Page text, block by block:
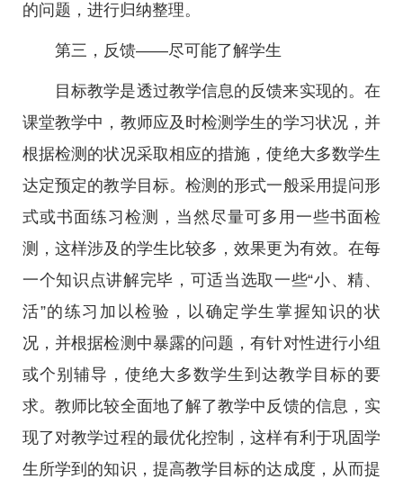
的问题，进行归纳整理。
第三，反馈——尽可能了解学生
目标教学是透过教学信息的反馈来实现的。在
课堂教学中，教师应及时检测学生的学习状况，并
根据检测的状况采取相应的措施，使绝大多数学生
达定预定的教学目标。检测的形式一般采用提问形
式或书面练习检测，当然尽量可多用一些书面检
测，这样涉及的学生比较多，效果更为有效。在每
一个知识点讲解完毕，可适当选取一些“小、精、
活”的练习加以检验，以确定学生掌握知识的状
况，并根据检测中暴露的问题，有针对性进行小组
或个别辅导，使绝大多数学生到达教学目标的要
求。教师比较全面地了解了教学中反馈的信息，实
现了对教学过程的最优化控制，这样有利于巩固学
生所学到的知识，提高教学目标的达成度，从而提